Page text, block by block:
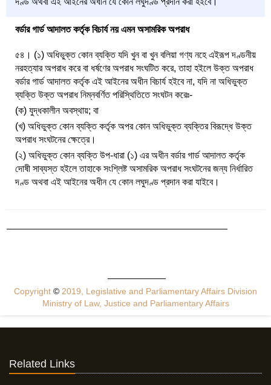
বর্ডার গার্ড আদালত কর্তৃক বিচার্য নয় এমন অসামরিক অপরাধ
৫৪। (১) অধিভুক্ত কোন ব্যক্তি যদি খুন বা খুন বলিয়া গণ্য নহে এইরূপ দণ্ডনীয়
নরহত্যার অপরাধ করে বা ধর্ষণের অপরাধ সংঘটিত করে, তাহা হইলে উক্ত অপরাধ
বর্ডার গার্ড আদালত কর্তৃক এই আইনের অধীন বিচার্য হইবে না, যদি না অধিভুক্ত
ব্যক্তি উক্ত অপরাধ নিম্নবর্ণিত পরিস্থিতিতে সংঘটন করেঃ-
(ক) যুদ্ধকালীন অবস্থায়; বা
(খ) অধিভুক্ত কোন ব্যক্তি কর্তৃক অপর কোন অধিভুক্ত ব্যক্তির বিরূদ্ধে উক্ত
অপরাধ সংঘটনের ক্ষেত্রে।
(২) অধিভুক্ত কোন ব্যক্তি উপ-ধারা (১) এর অধীন বর্ডার গার্ড আদালত কর্তৃক
দোষী সাব্যস্ত হইলে তাহাকে সংশ্লিষ্ট অসামরিক অপরাধ সংঘটনের জন্য নির্ধারিত
দণ্ড অথবা এই আইনের অধীন যে কোন লঘুদণ্ড প্রদান করা যাইবে।
Copyright © 2019, Legislative and Parliamentary Affairs Division
Ministry of Law, Justice and Parliamentary Affairs
Related Links